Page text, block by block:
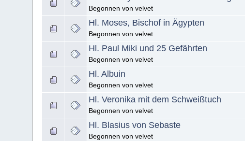
Begonnen von velvet
Hl. Moses, Bischof in Ägypten
Begonnen von velvet
Hl. Paul Miki und 25 Gefährten
Begonnen von velvet
Hl. Albuin
Begonnen von velvet
Hl. Veronika mit dem Schweißtuch
Begonnen von velvet
Hl. Blasius von Sebaste
Begonnen von velvet